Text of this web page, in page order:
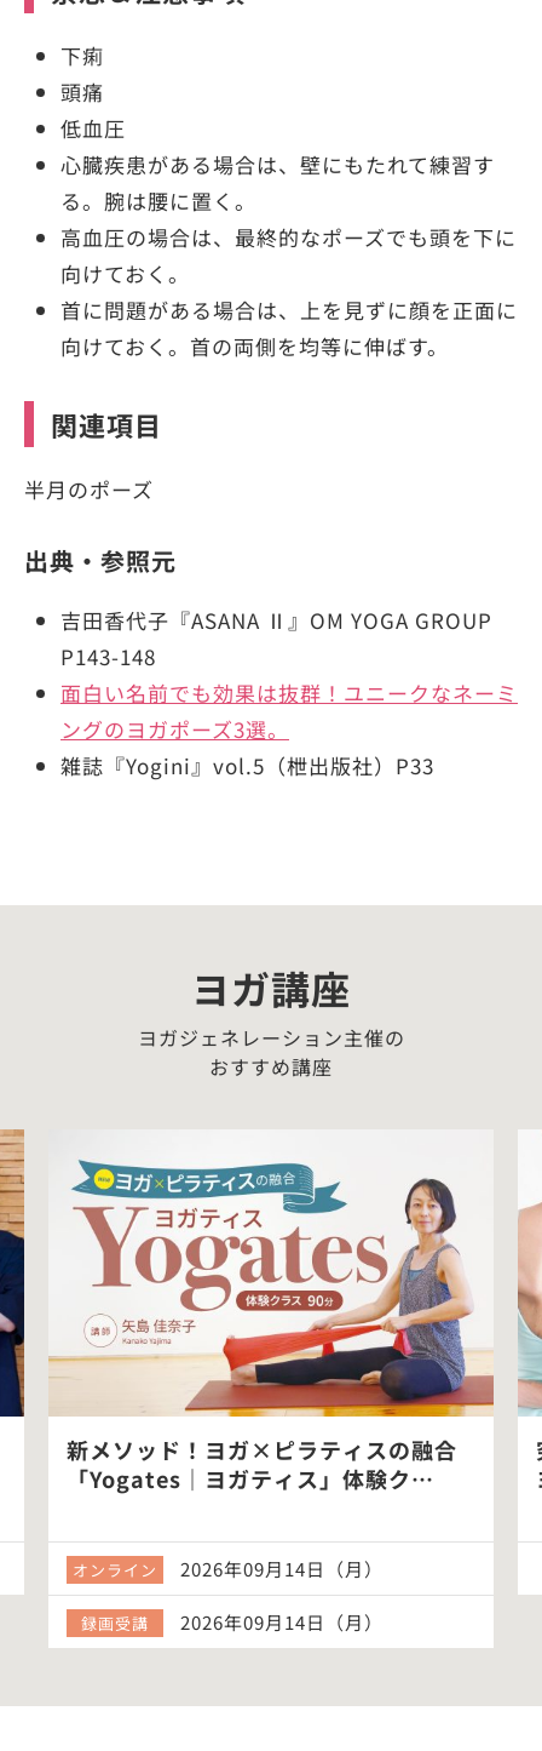
下痢
頭痛
低血圧
心臓疾患がある場合は、壁にもたれて練習す
る。腕は腰に置く。
高血圧の場合は、最終的なポーズでも頭を下に
向けておく。
首に問題がある場合は、上を見ずに顔を正面に
向けておく。首の両側を均等に伸ばす。
関連項目
半月のポーズ
出典・参照元
吉田香代子『ASANA Ⅱ』OM YOGA GROUP
P143-148
面白い名前でも効果は抜群！ユニークなネーミ
ングのヨガポーズ3選。
雑誌『Yogini』vol.5（枻出版社）P33
ヨガ講座
ヨガジェネレーション主催の
おすすめ講座
新メソッド！ヨガ×ピラティスの融合
「Yogates｜ヨガティス」体験ク…
オンライン 2026年09月14日（月）
録画受講 2026年09月14日（月）